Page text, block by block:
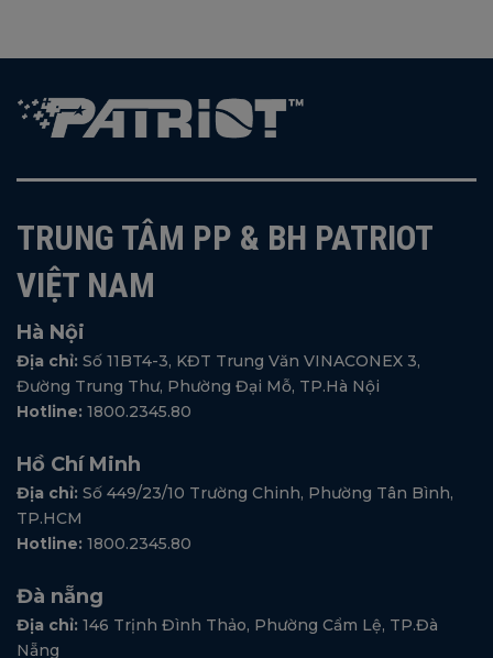
TRUNG TÂM PP & BH PATRIOT
VIỆT NAM
Hà Nội
Địa chỉ: Số 11BT4-3, KĐT Trung Văn VINACONEX 3,
Đường Trung Thư, Phường Đại Mỗ, TP.Hà Nội
Hotline: 1800.2345.80
Hồ Chí Minh
Địa chỉ: Số 449/23/10 Trường Chinh, Phường Tân Bình,
TP.HCM
Hotline: 1800.2345.80
Đà nẵng
Địa chỉ: 146 Trịnh Đình Thảo, Phường Cẩm Lệ, TP.Đà
Nẵng